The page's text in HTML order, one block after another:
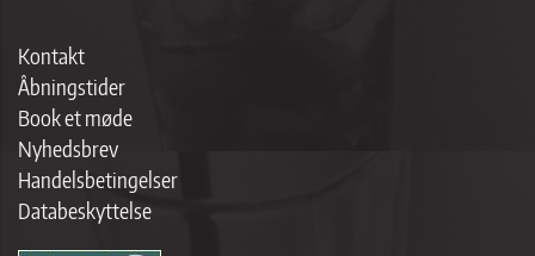
Kontakt
Åbningstider
Book et møde
Nyhedsbrev
Handelsbetingelser
Databeskyttelse